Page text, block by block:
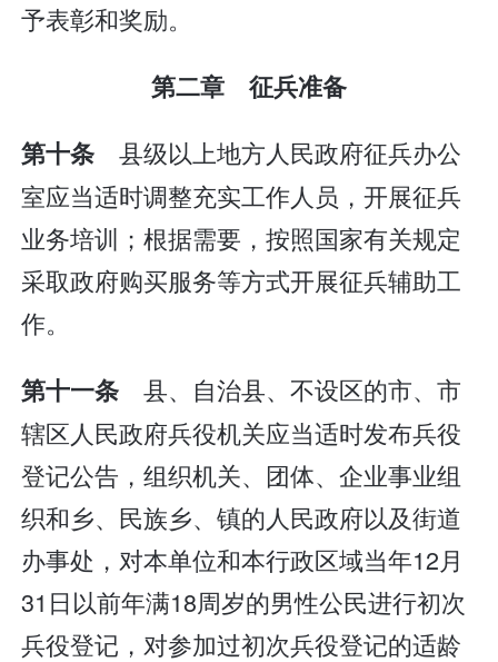
予表彰和奖励。
第二章 征兵准备
第十条 县级以上地方人民政府征兵办公
室应当适时调整充实工作人员，开展征兵
业务培训；根据需要，按照国家有关规定
采取政府购买服务等方式开展征兵辅助工
作。
第十一条 县、自治县、不设区的市、市
辖区人民政府兵役机关应当适时发布兵役
登记公告，组织机关、团体、企业事业组
织和乡、民族乡、镇的人民政府以及街道
办事处，对本单位和本行政区域当年12月
31日以前年满18周岁的男性公民进行初次
兵役登记，对参加过初次兵役登记的适龄